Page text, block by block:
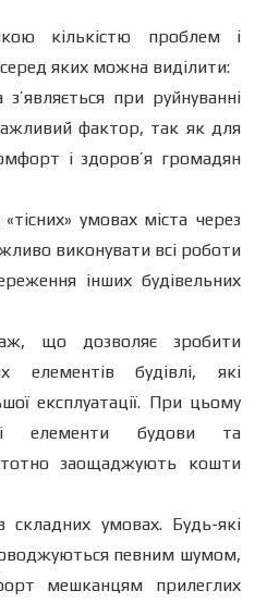
кількістю проблем і
яких можна виділити:
з’являється при руйнуванні
фактор, так як для
і здоров’я громадян
умовах міста через
виконувати всі роботи
інших будівельних
що дозволяє зробити
елементів будівлі, які
експлуатації. При цьому
елементи будови та
заощаджують кошти
умовах. Будь-які
певним шумом,
мешканцям прилеглих